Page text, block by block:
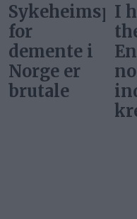
I have got
the blues:
En ny
norsk
på